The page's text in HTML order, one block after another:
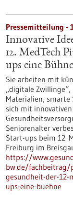
Pressemitteilung -
Innovative
12. MedTech
ups eine Bühne
Sie arbeiten mit
„digitale
Materialien, smarte
sich mit
Seniorenalter
Start-ups beim 12.
Freiburg im
https://
bw.de/fachbeitrag/
gesundheit-der-12-
ups-eine-buehne